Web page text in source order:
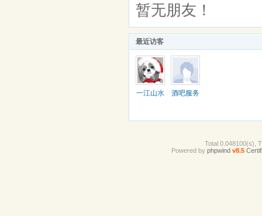
暂无朋友！
最近访客
一江山水
酒吧服务
Total 0.048100(s),
Powered by phpwind v8.5